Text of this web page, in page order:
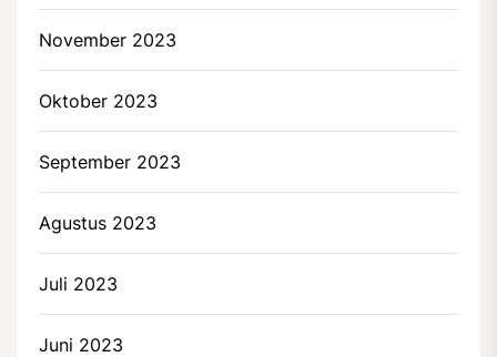
November 2023
Oktober 2023
September 2023
Agustus 2023
Juli 2023
Juni 2023